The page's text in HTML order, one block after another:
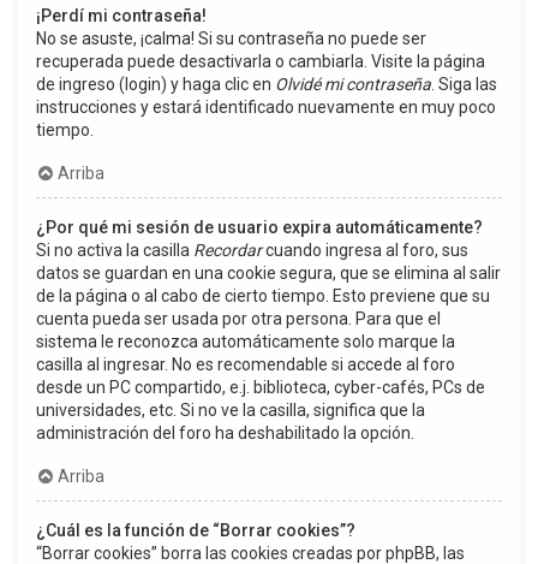
¡Perdí mi contraseña!
No se asuste, ¡calma! Si su contraseña no puede ser
recuperada puede desactivarla o cambiarla. Visite la página
de ingreso (login) y haga clic en Olvidé mi contraseña . Siga las
instrucciones y estará identificado nuevamente en muy poco
tiempo.
Arriba
¿Por qué mi sesión de usuario expira automáticamente?
Si no activa la casilla Recordarcuando ingresa al foro, sus
datos se guardan en una cookie segura, que se elimina al salir
de la página o al cabo de cierto tiempo. Esto previene que su
cuenta pueda ser usada por otra persona. Para que el
sistema le reconozca automáticamente solo marque la
casilla al ingresar. No es recomendable si accede al foro
desde un PC compartido, e.j. biblioteca, cyber-cafés, PCs de
universidades, etc. Si no ve la casilla, significa que la
administración del foro ha deshabilitado la opción.
Arriba
¿Cuál es la función de “Borrar cookies”?
“Borrar cookies” borra las cookies creadas por phpBB, las